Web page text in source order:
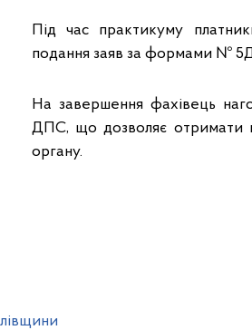
Під час практикуму
подання заяв за формами №
На завершення фахівець
ДПС, що дозволяє отримати
органу.